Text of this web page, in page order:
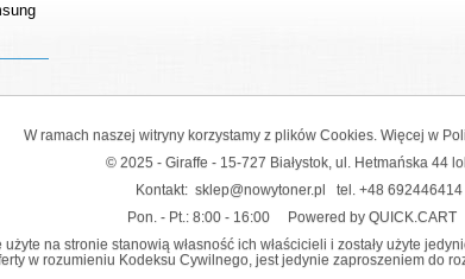
W ramach naszej witryny korzystamy z plików Cookies. Więcej w
© 2025 - Giraffe - 15-727 Białystok, ul. Hetmańska 44
Kontakt: sklep@nowytoner.pl tel. +48 692446414
Pon. - Pt.: 8:00 - 16:00
Powered by QUICK.CART
na stronie stanowią własność ich właścicieli i zostały użyte
w rozumieniu Kodeksu Cywilnego, jest jedynie zaproszeniem do